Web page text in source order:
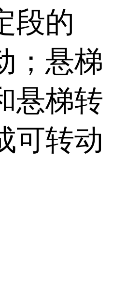
段的
；悬梯
悬梯转
可转动